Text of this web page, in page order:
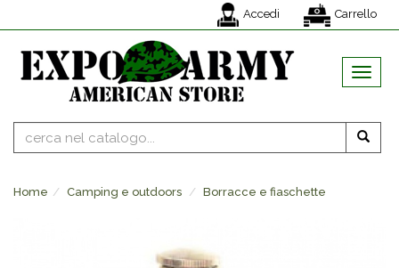
Accedi Carrello
MENU
Home Camping e outdoors Borracce e fiaschette